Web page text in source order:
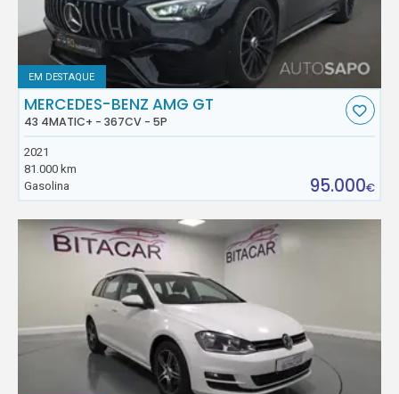
EM DESTAQUE
MERCEDES-BENZ AMG GT
43 4MATIC+ - 367CV - 5P
2021
81.000 km
Gasolina
95.000€